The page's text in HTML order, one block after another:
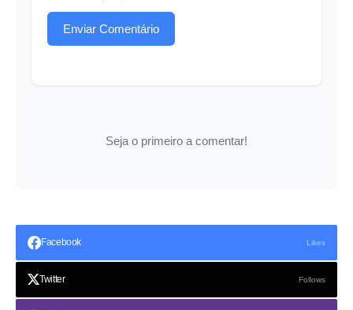
Enviar Comentário
Seja o primeiro a comentar!
Facebook Likes
Twitter Follows